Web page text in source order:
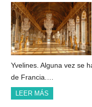
Yvelines. Alguna vez se
de Francia.…
LEER MÁS